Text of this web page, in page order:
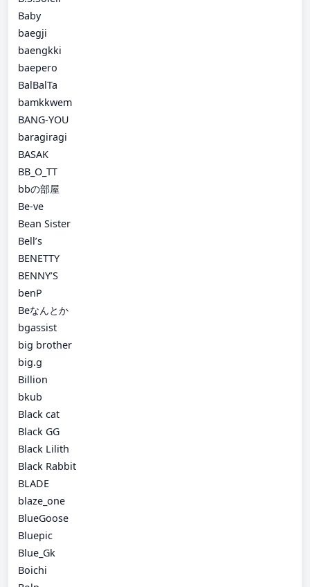
Baby
baegji
baengkki
baepero
BalBalTa
bamkkwem
BANG-YOU
baragiragi
BASAK
BB_O_TT
bbの部屋
Be-ve
Bean Sister
Bell’s
BENETTY
BENNY’S
benP
Beなんとか
bgassist
big brother
big.g
Billion
bkub
Black cat
Black GG
Black Lilith
Black Rabbit
BLADE
blaze_one
BlueGoose
Bluepic
Blue_Gk
Boichi